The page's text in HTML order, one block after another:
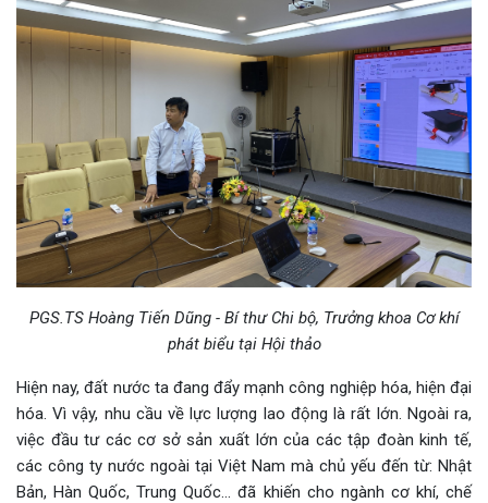
PGS.TS Hoàng Tiến Dũng - Bí thư Chi bộ, Trưởng khoa Cơ khí
phát biểu tại Hội thảo
Hiện nay, đất nước ta đang đẩy mạnh công nghiệp hóa, hiện đại
hóa. Vì vậy, nhu cầu về lực lượng lao động là rất lớn. Ngoài ra,
việc đầu tư các cơ sở sản xuất lớn của các tập đoàn kinh tế,
các công ty nước ngoài tại Việt Nam mà chủ yếu đến từ: Nhật
Bản, Hàn Quốc, Trung Quốc… đã khiến cho ngành cơ khí, chế